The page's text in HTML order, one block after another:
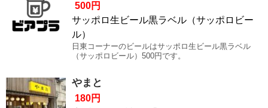
500円
サッポロ生ビール黒ラベル（サッポロビー
ル）
日東コーナーのビールはサッポロ生ビール黒ラベル
（サッポロビール）500円です。
やまと
180円